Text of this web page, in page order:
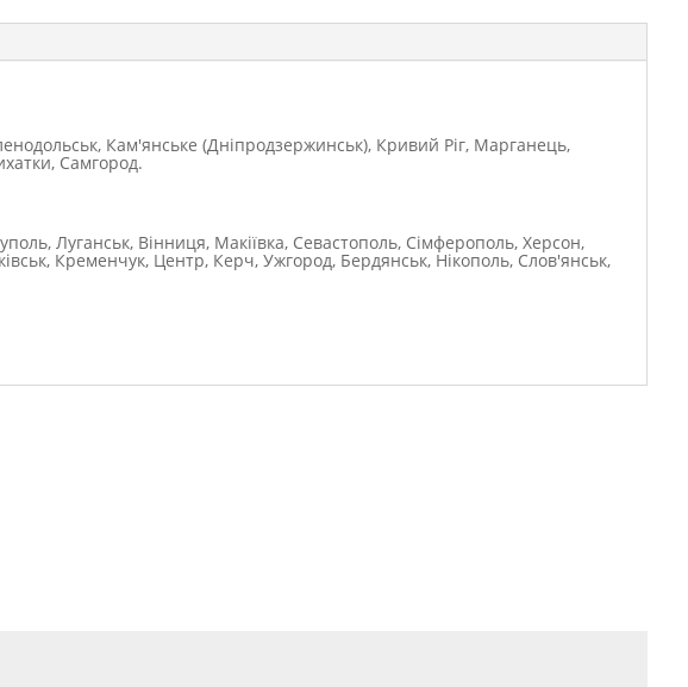
Кам'янське (Дніпродзержинськ), Кривий Ріг, Марганець,
Самгород.
Луганськ, Вінниця, Макіївка, Севастополь, Сімферополь, Херсон,
Кременчук, Центр, Керч, Ужгород, Бердянськ, Нікополь, Слов'янськ,